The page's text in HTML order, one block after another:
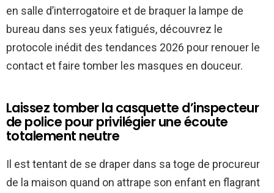
en salle d’interrogatoire et de braquer la lampe de
bureau dans ses yeux fatigués, découvrez le
protocole inédit des tendances 2026 pour renouer le
contact et faire tomber les masques en douceur.
Laissez tomber la casquette d’inspecteur
de police pour privilégier une écoute
totalement neutre
Il est tentant de se draper dans sa toge de procureur
de la maison quand on attrape son enfant en flagrant